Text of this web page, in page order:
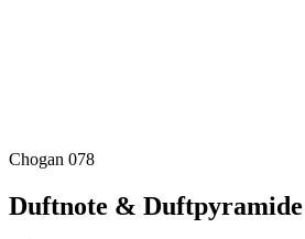
Chogan 078
Duftnote & Duftpyramide